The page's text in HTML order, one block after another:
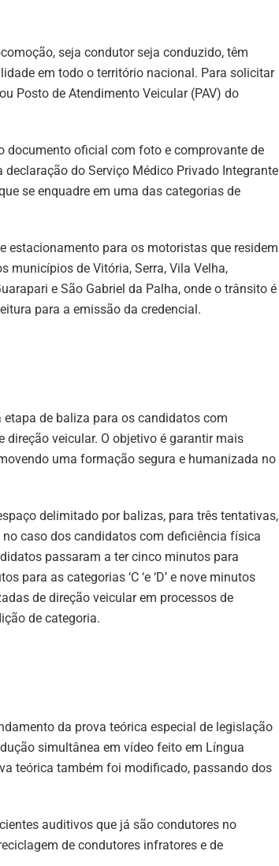
seja condutor seja conduzido, têm
em todo o território nacional. Para solicitar
Posto de Atendimento Veicular (PAV) do
documento oficial com foto e comprovante de
do Serviço Médico Privado Integrante
se enquadre em uma das categorias de
estacionamento para os motoristas que residem
municípios de Vitória, Serra, Vila Velha,
e São Gabriel da Palha, onde o trânsito é
para a emissão da credencial.
etapa de baliza para os candidatos com
veicular. O objetivo é garantir mais
uma formação segura e humanizada no
delimitado por balizas, para três tentativas,
caso dos candidatos com deficiência física
passaram a ter cinco minutos para
para as categorias ‘C ‘e ‘D’ e nove minutos
de direção veicular em processos de
de categoria.
da prova teórica especial de legislação
simultânea em vídeo feito em Língua
teórica também foi modificado, passando dos
auditivos que já são condutores no
de condutores infratores e de